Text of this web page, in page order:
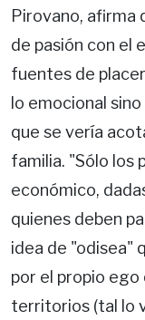
Pirovano, afirma
de pasión con el
fuentes de
lo emocional
que se vería
familia. "Sólo los
económico,
quienes deben
idea de "odisea"
por el propio
territorios (tal lo